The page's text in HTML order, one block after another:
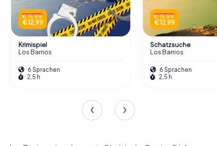
€ 15,99
€ 12,99
Krimispiel
Los Barrios
6 Sprachen
2,5 h
€ 15,99
€ 12,99
Schatzsuche
Los Barrios
6 Sprachen
2,5 h